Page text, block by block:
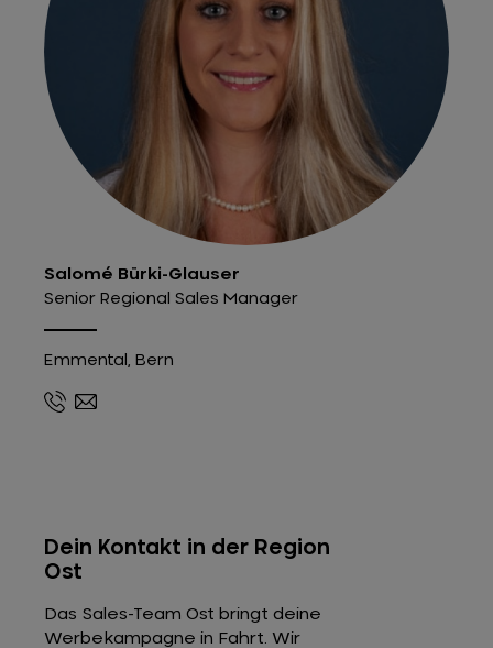
Salomé Bürki-Glauser
Senior Regional Sales Manager
Emmental, Bern
Dein Kontakt in der Region
Ost
Das Sales-Team Ost bringt deine
Werbekampagne in Fahrt. Wir